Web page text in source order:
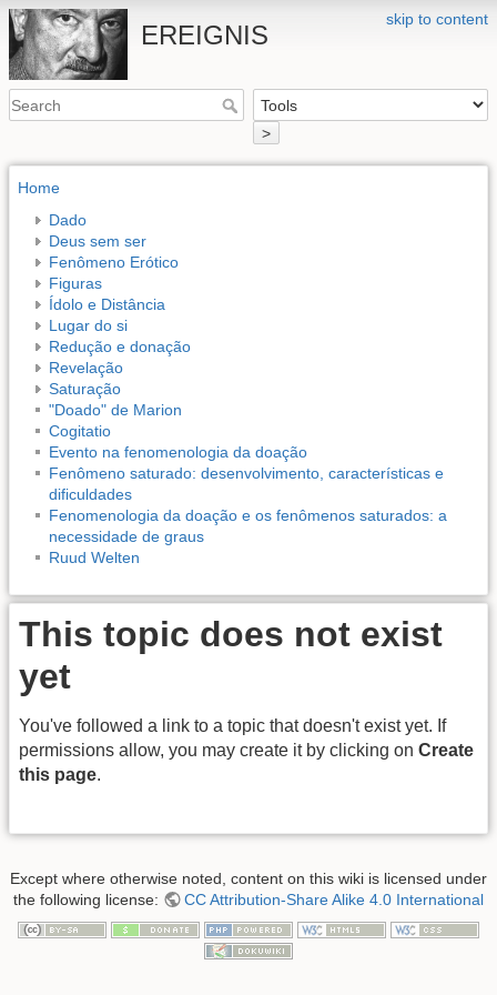
skip to content
EREIGNIS
>
Home
Dado
Deus sem ser
Fenômeno Erótico
Figuras
Ídolo e Distância
Lugar do si
Redução e donação
Revelação
Saturação
"Doado" de Marion
Cogitatio
Evento na fenomenologia da doação
Fenômeno saturado: desenvolvimento, características e
dificuldades
Fenomenologia da doação e os fenômenos saturados: a
necessidade de graus
Ruud Welten
This topic does not exist
yet
You've followed a link to a topic that doesn't exist yet. If
permissions allow, you may create it by clicking on Create
this page.
Except where otherwise noted, content on this wiki is licensed under
the following license:
CC Attribution-Share Alike 4.0 International